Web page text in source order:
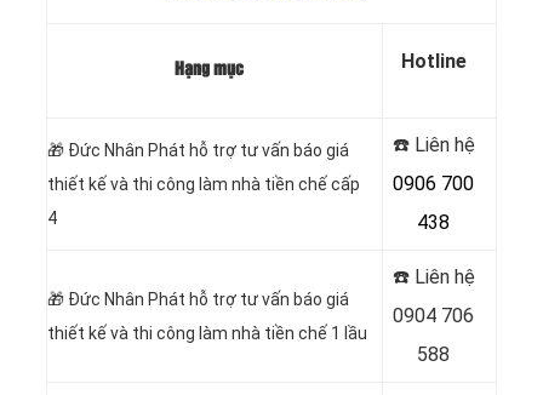
Hạng mục Hotline
🎁 Đức Nhân Phát hỗ trợ tư vấn báo giá
thiết kế và thi công làm nhà tiền chế cấp
4
☎️ Liên hệ
0906 700
438
🎁 Đức Nhân Phát hỗ trợ tư vấn báo giá
thiết kế và thi công làm nhà tiền chế 1 lầu
☎️ Liên hệ
0904 706
588